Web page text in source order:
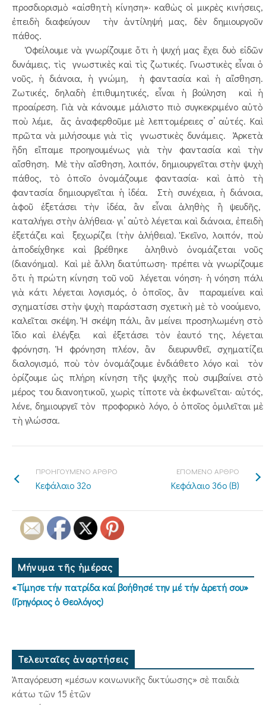
προσδιορισμὸ «αἰσθητὴ κίνηση»· καθὼς οἱ μικρὲς κινήσεις,
ἐπειδὴ διαφεύγουν τὴν ἀντίληψή μας, δὲν δημιουργοῦν
πάθος.
Ὀφείλουμε νὰ γνωρίζουμε ὅτι ἡ ψυχή μας ἔχει δυὸ εἰδῶν
δυνάμεις, τὶς γνωστικὲς καὶ τὶς ζωτικές. Γνωστικὲς εἶναι ὁ
νοῦς, ἡ διάνοια, ἡ γνώμη, ἡ φαντασία καὶ ἡ αἴσθηση.
Ζωτικές, δηλαδὴ ἐπιθυμητικές, εἶναι ἡ βούληση καὶ ἡ
προαίρεση. Γιὰ νὰ κάνουμε μάλιστο πιὸ συγκεκριμένο αὐτὸ
ποὺ λέμε, ἄς ἀναφερθοῦμε μὲ λεπτομέρειες σ’ αὐτές. Καὶ
πρῶτα νὰ μιλήσουμε γιὰ τὶς γνωστικὲς δυνάμεις. Ἀρκετὰ
ἤδη εἴπαμε προηγουμένως γιὰ τὴν φαντασία καὶ τὴν
αἴσθηση. Μὲ τὴν αἴσθηση, λοιπόν, δημιουργεῖται στὴν ψυχὴ
πάθος, τὸ ὁποῖο ὀνομάζουμε φαντασία· καὶ ἀπὸ τὴ
φαντασία δημιουργεῖται ἡ ἰδέα. Στὴ συνέχεια, ἡ διάνοια,
ἀφοῦ ἐξετάσει τὴν ἰδέα, ἂν εἶναι ἀληθὴς ἢ ψευδῆς,
καταλήγει στὴν ἀλήθεια· γι’ αὐτὸ λέγεται καὶ διάνοια, ἐπειδὴ
ἐξετάζει καὶ ξεχωρίζει (τὴν ἀλήθεια). Ἐκεῖνο, λοιπόν, ποὺ
ἀποδείχθηκε καὶ βρέθηκε ἀληθινὸ ὀνομάζεται νοῦς
(διανόημα). Καὶ μὲ ἄλλη διατύπωση· πρέπει νὰ γνωρίζουμε
ὅτι ἡ πρώτη κίνηση τοῦ νοῦ λέγεται νόηση· ἡ νόηση πάλι
γιὰ κάτι λέγεται λογισμός, ὁ ὁποῖος, ἂν παραμείνει καὶ
σχηματίσει στὴν ψυχὴ παράσταση σχετικὴ μὲ τὸ νοούμενο,
καλεῖται σκέψη. Ἡ σκέψη πάλι, ἂν μείνει προσηλωμένη στὸ
ἴδιο καὶ ἐλέγξει καὶ ἐξετάσει τὸν ἑαυτό της, λέγεται
φρόνηση. Ἡ φρόνηση πλέον, ἂν διευρυνθεῖ, σχηματίζει
διαλογισμό, ποὺ τὸν ὀνομάζουμε ἐνδιάθετο λόγο καὶ τὸν
ὁρίζουμε ὡς πλήρη κίνηση τῆς ψυχῆς ποὺ συμβαίνει στὸ
μέρος του διανοητικοῦ, χωρὶς τίποτε νὰ ἐκφωνεῖται· αὐτός,
λένε, δημιουργεῖ τὸν προφορικὸ λόγο, ὁ ὁποῖος ὁμιλεῖται μὲ
τὴ γλώσσα.
ΠΡΟΗΓΟΥΜΕΝΟ ΑΡΘΡΟ
Κεφάλαιο 32ο
ΕΠΟΜΕΝΟ ΑΡΘΡΟ
Κεφάλαιο 36ο (Β)
Μήνυμα τῆς ἡμέρας
«Τίμησε τήν πατρίδα καί βοήθησέ την μέ τήν ἀρετή σου»
(Γρηγόριος ὁ Θεολόγος)
Τελευταῖες ἀναρτήσεις
Ἀπαγόρευση «μέσων κοινωνικῆς δικτύωσης» σὲ παιδιὰ
κάτω τῶν 15 ἐτῶν